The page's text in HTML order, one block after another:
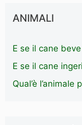
ANIMALI
E se il cane
E se il cane
Qual’è l’animale